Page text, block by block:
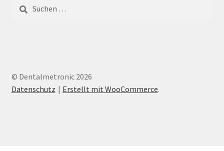
nach:
© Dentalmetronic 2026
Datenschutz
Erstellt mit WooCommerce.